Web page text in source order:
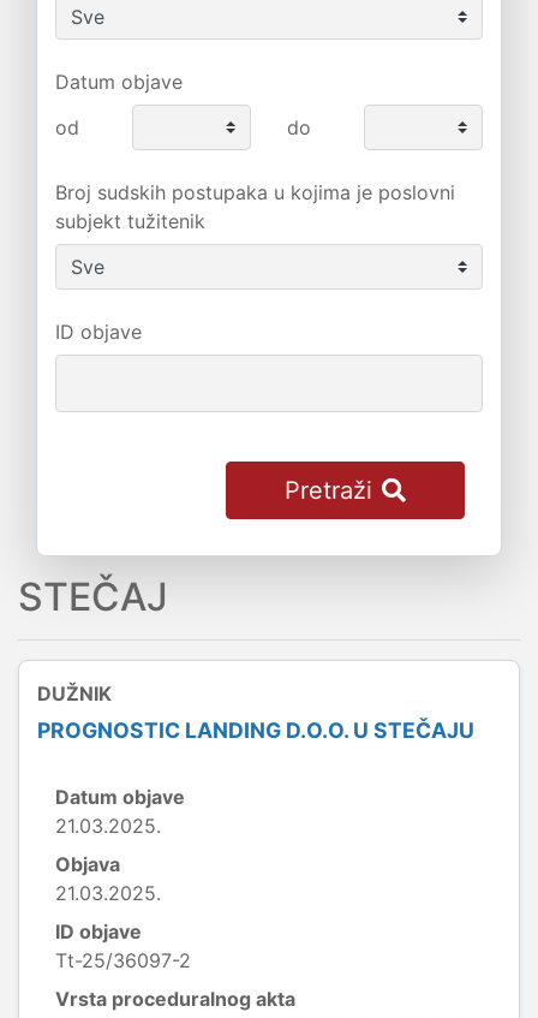
Datum objave
od
do
Broj sudskih postupaka u kojima je poslovni
subjekt tužitenik
ID objave
Pretraži
STEČAJ
DUŽNIK
PROGNOSTIC LANDING D.O.O. U STEČAJU
Datum objave
21.03.2025.
Objava
21.03.2025.
ID objave
Tt-25/36097-2
Vrsta proceduralnog akta